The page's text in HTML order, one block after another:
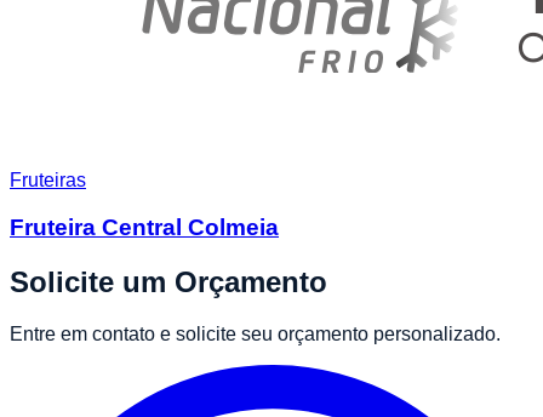
Fruteiras
Fruteira Central Colmeia
Solicite um Orçamento
Entre em contato e solicite seu orçamento personalizado.